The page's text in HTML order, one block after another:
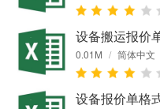
设备搬运报价
0.01M / 简体中文
设备报价单格